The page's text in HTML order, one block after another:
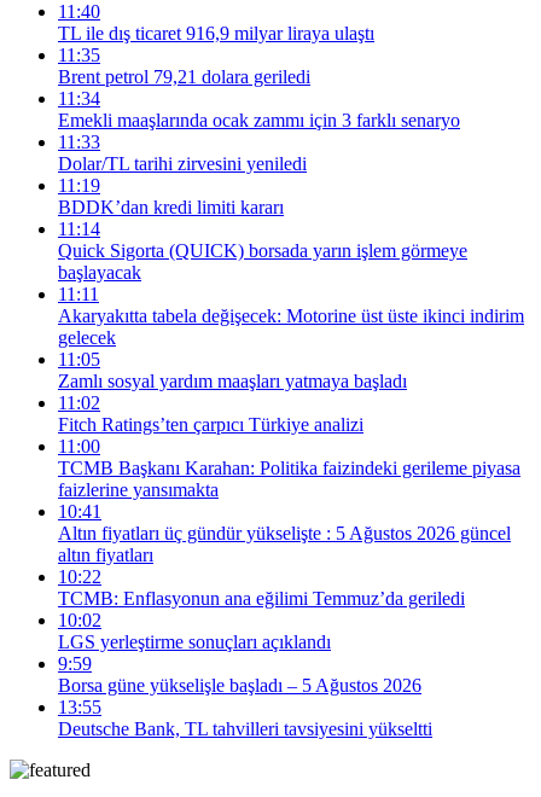
11:40
TL ile dış ticaret 916,9 milyar liraya ulaştı
11:35
Brent petrol 79,21 dolara geriledi
11:34
Emekli maaşlarında ocak zammı için 3 farklı senaryo
11:33
Dolar/TL tarihi zirvesini yeniledi
11:19
BDDK’dan kredi limiti kararı
11:14
Quick Sigorta (QUICK) borsada yarın işlem görmeye
başlayacak
11:11
Akaryakıtta tabela değişecek: Motorine üst üste ikinci indirim
gelecek
11:05
Zamlı sosyal yardım maaşları yatmaya başladı
11:02
Fitch Ratings’ten çarpıcı Türkiye analizi
11:00
TCMB Başkanı Karahan: Politika faizindeki gerileme piyasa
faizlerine yansımakta
10:41
Altın fiyatları üç gündür yükselişte : 5 Ağustos 2026 güncel
altın fiyatları
10:22
TCMB: Enflasyonun ana eğilimi Temmuz’da geriledi
10:02
LGS yerleştirme sonuçları açıklandı
9:59
Borsa güne yükselişle başladı – 5 Ağustos 2026
13:55
Deutsche Bank, TL tahvilleri tavsiyesini yükseltti